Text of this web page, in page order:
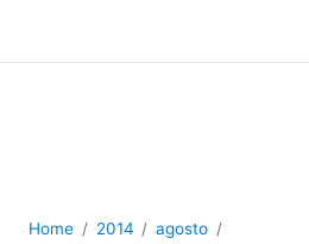
Home 2014 agosto